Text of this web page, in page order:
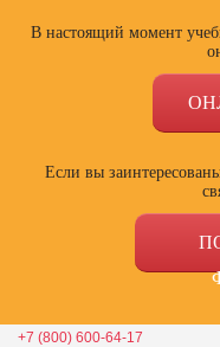
В настоящий момент
Если вы
+7 (800) 600-64-17